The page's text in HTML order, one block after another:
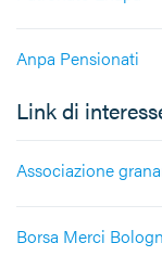
Anpa Pensionati
Link di
Associazione
Borsa Merci